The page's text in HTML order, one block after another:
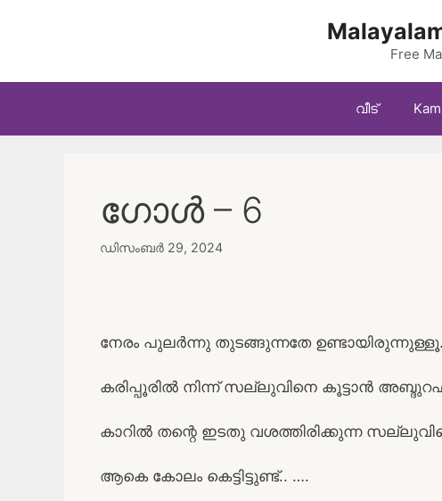
Free
വീട്
ഗോൾ – 6
ഡിസംബർ 29, 2024
നേരം പുലർന്നു തുടങ്ങുന്നതേ
കരിപ്പൂരിൽ നിന്ന് സല്ലുവിനെ കൂട്ടാൻ
കാറിൽ തന്റെ ഇടതു വശത്തിരിക്കുന്ന
ആകെ കോലം കെട്ടിട്ടുണ്ട്.. ….